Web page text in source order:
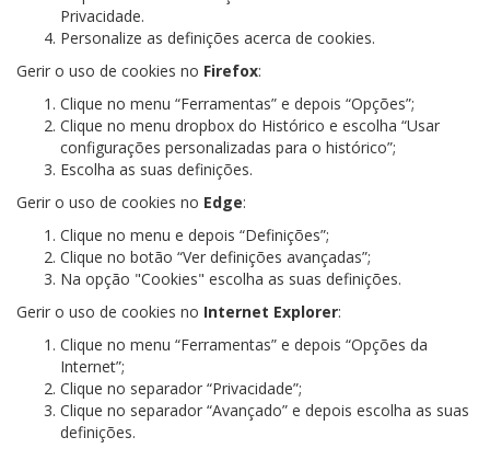
Privacidade.
Personalize as definições acerca de cookies.
Gerir o uso de cookies no Firefox:
Clique no menu “Ferramentas” e depois “Opções”;
Clique no menu dropbox do Histórico e escolha “Usar
configurações personalizadas para o histórico”;
Escolha as suas definições.
Gerir o uso de cookies no Edge:
Clique no menu e depois “Definições”;
Clique no botão “Ver definições avançadas”;
Na opção "Cookies" escolha as suas definições.
Gerir o uso de cookies no Internet Explorer:
Clique no menu “Ferramentas” e depois “Opções da
Internet”;
Clique no separador “Privacidade”;
Clique no separador “Avançado” e depois escolha as suas
definições.